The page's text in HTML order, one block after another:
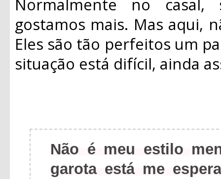
Normalmente no
gostamos mais. Mas aqui,
Eles são tão perfeitos um
situação está difícil, ainda
Não é meu estilo
garota está me